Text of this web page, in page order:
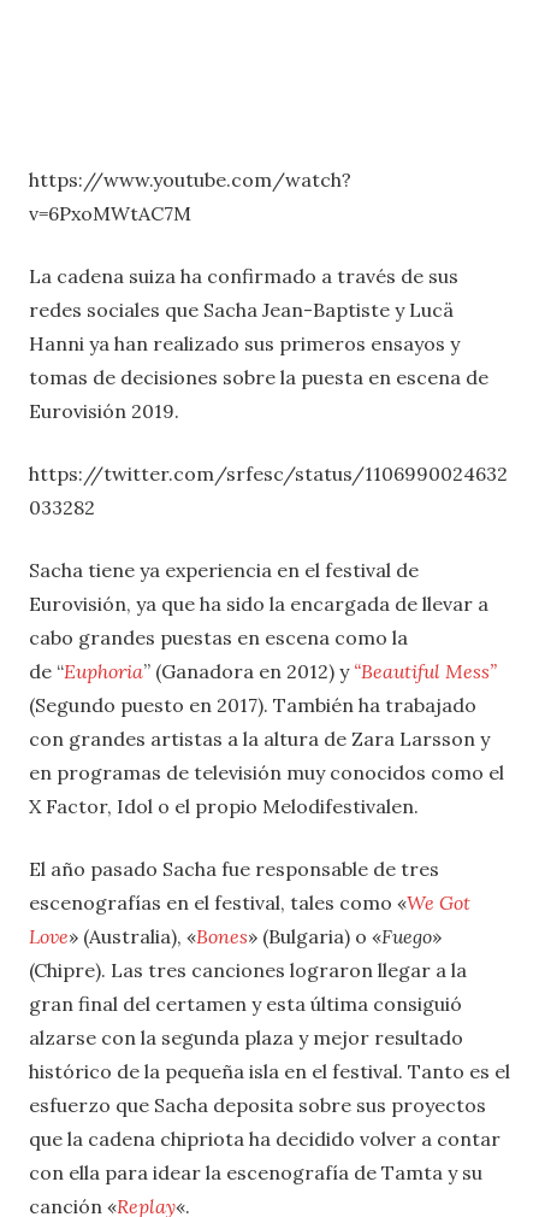
https://www.youtube.com/watch?
v=6PxoMWtAC7M
La cadena suiza ha confirmado a través de sus
redes sociales que Sacha Jean-Baptiste y Lucä
Hanni ya han realizado sus primeros ensayos y
tomas de decisiones sobre la puesta en escena de
Eurovisión 2019.
https://twitter.com/srfesc/status/1106990024632
033282
Sacha tiene ya experiencia en el festival de
Eurovisión, ya que ha sido la encargada de llevar a
cabo grandes puestas en escena como la
de “Euphoria” (Ganadora en 2012) y “Beautiful Mess”
(Segundo puesto en 2017). También ha trabajado
con grandes artistas a la altura de Zara Larsson y
en programas de televisión muy conocidos como el
X Factor, Idol o el propio Melodifestivalen.
El año pasado Sacha fue responsable de tres
escenografías en el festival, tales como «We Got
Love» (Australia), «Bones» (Bulgaria) o «Fuego»
(Chipre). Las tres canciones lograron llegar a la
gran final del certamen y esta última consiguió
alzarse con la segunda plaza y mejor resultado
histórico de la pequeña isla en el festival. Tanto es el
esfuerzo que Sacha deposita sobre sus proyectos
que la cadena chipriota ha decidido volver a contar
con ella para idear la escenografía de Tamta y su
canción «Replay«.